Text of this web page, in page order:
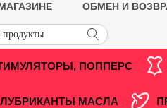
ОБМЕН И
ПОППЕРС
МАСЛА